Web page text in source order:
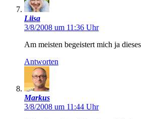
Liisa
3/8/2008 um 11:36 Uhr
Am meisten begeistert mich ja
Antworten
Markus
3/8/2008 um 11:44 Uhr